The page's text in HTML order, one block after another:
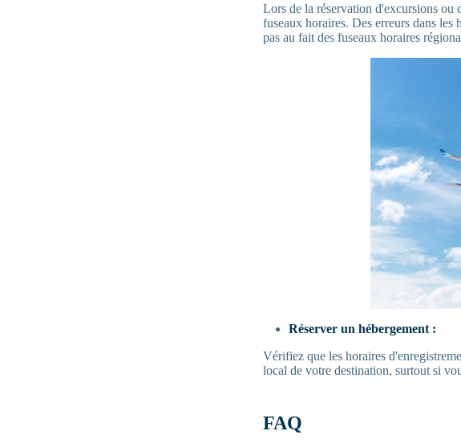
Lors de la réservation d'excursions ou
fuseaux horaires. Des erreurs dans
pas au fait des fuseaux horaires
Réserver un hébergement :
Vérifiez que les horaires
local de votre destination, surtout si
FAQ